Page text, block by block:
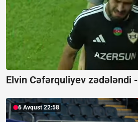
Elvin Cəfərquliyev zədələndi -
6 Avqust 22:58